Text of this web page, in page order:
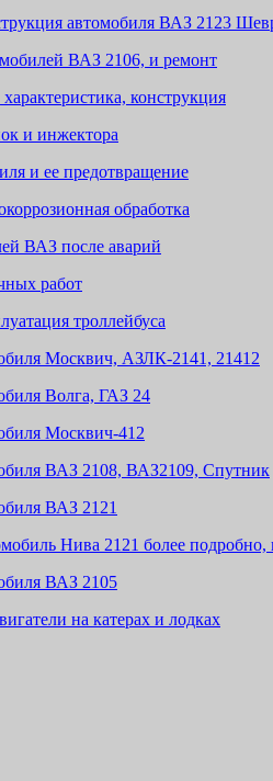
автомобиля ВАЗ 2123
ВАЗ 2106, и ремонт
конструкция
и инжектора
и ее предотвращение
обработка
ВАЗ после аварий
работ
троллейбуса
Москвич, АЗЛК-2141, 21412
Волга, ГАЗ 24
Москвич-412
ВАЗ 2108, ВАЗ2109, Спутник
ВАЗ 2121
Нива 2121 более подробно,
ВАЗ 2105
на катерах и лодках